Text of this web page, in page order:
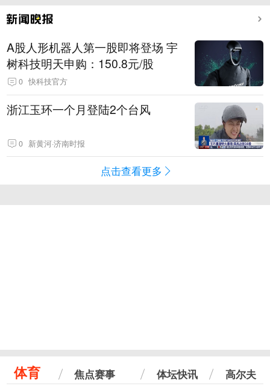
A股人形机器人第一股即将登场 宇
树科技明天申购：150.8元/股
0 快科技官方
浙江玉环一个月登陆2个台风
0 新黄河·济南时报
点击查看更多
体育 焦点赛事 体坛快讯 高尔夫